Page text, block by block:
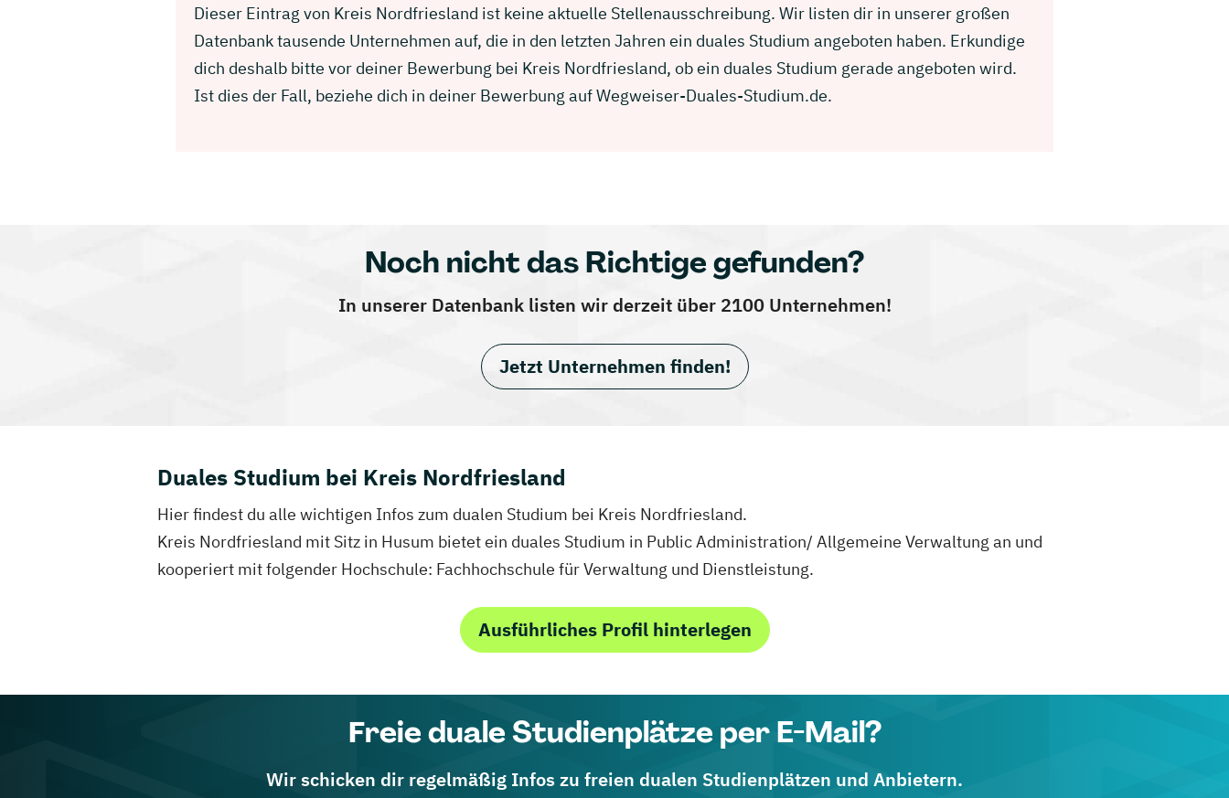
Dieser Eintrag von Kreis Nordfriesland ist keine aktuelle Stellenausschreibung. Wir listen dir in unserer großen
Datenbank tausende Unternehmen auf, die in den letzten Jahren ein duales Studium angeboten haben. Erkundige
dich deshalb bitte vor deiner Bewerbung bei Kreis Nordfriesland, ob ein duales Studium gerade angeboten wird.
Ist dies der Fall, beziehe dich in deiner Bewerbung auf Wegweiser-Duales-Studium.de.
Noch nicht das Richtige gefunden?
In unserer Datenbank listen wir derzeit über 2100 Unternehmen!
Jetzt Unternehmen finden!
Duales Studium bei Kreis Nordfriesland
Hier findest du alle wichtigen Infos zum dualen Studium bei Kreis Nordfriesland.
Kreis Nordfriesland mit Sitz in Husum bietet ein duales Studium in Public Administration/ Allgemeine Verwaltung an und
kooperiert mit folgender Hochschule: Fachhochschule für Verwaltung und Dienstleistung.
Ausführliches Profil hinterlegen
Freie duale Studienplätze per E-Mail?
Wir schicken dir regelmäßig Infos zu freien dualen Studienplätzen und Anbietern.